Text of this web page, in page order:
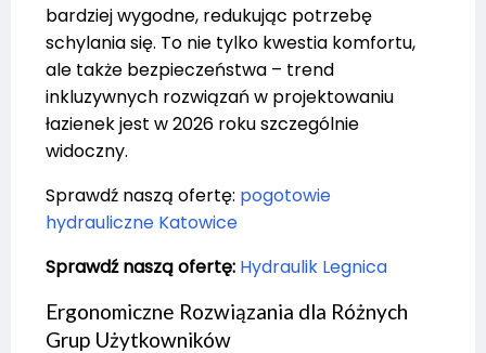
bardziej wygodne, redukując potrzebę
schylania się. To nie tylko kwestia komfortu,
ale także bezpieczeństwa – trend
inkluzywnych rozwiązań w projektowaniu
łazienek jest w 2026 roku szczególnie
widoczny.
Sprawdź naszą ofertę: pogotowie
hydrauliczne Katowice
Sprawdź naszą ofertę: Hydraulik Legnica
Ergonomiczne Rozwiązania dla Różnych
Grup Użytkowników